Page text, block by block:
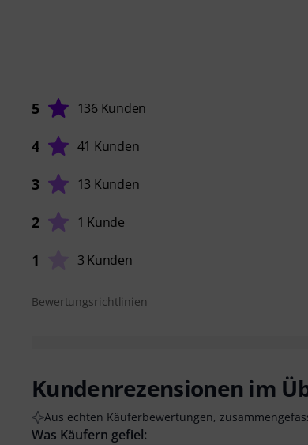
5 136 Kunden
4 41 Kunden
3 13 Kunden
2 1 Kunde
1 3 Kunden
Bewertungsrichtlinien
Kundenrezensionen im
Aus echten Käuferbewertungen,
Was Käufern gefiel: